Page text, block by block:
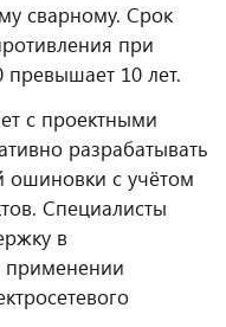
сварному. Срок
при
10 лет.
с проектными
разрабатывать
ошиновки с учётом
Специалисты
в
применении